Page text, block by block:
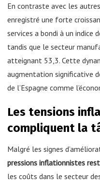
En contraste avec les
enregistré une forte
services a bondi à un indice
tandis que le secteur
atteignant 53,3. Cette
augmentation significative
de l’Espagne comme
Les tensions
compliquent la
Malgré les signes
pressions inflationnistes
les coûts dans le secteur